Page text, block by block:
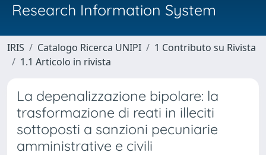
Research Information System
IRIS Catalogo Ricerca UNIPI
1 Contributo su Rivista
1.1 Articolo in rivista
La depenalizzazione bipolare: la
trasformazione di reati in illeciti
sottoposti a sanzioni pecuniarie
amministrative e civili